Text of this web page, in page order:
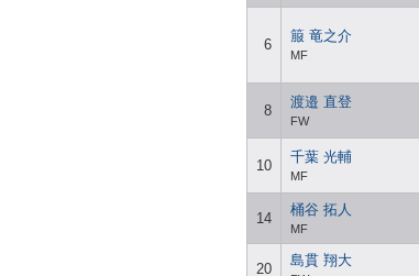
6
箙 竜之介
MF
8
渡邉 直登
FW
10
千葉 光輔
MF
14
桶谷 拓人
MF
20
島貫 翔大